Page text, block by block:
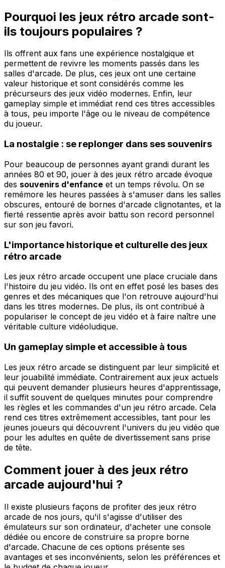
Pourquoi les jeux rétro arcade sont-
ils toujours populaires ?
Ils offrent aux fans une expérience nostalgique et
permettent de revivre les moments passés dans les
salles d'arcade. De plus, ces jeux ont une certaine
valeur historique et sont considérés comme les
précurseurs des jeux vidéo modernes. Enfin, leur
gameplay simple et immédiat rend ces titres accessibles
à tous, peu importe l'âge ou le niveau de compétence
du joueur.
La nostalgie : se replonger dans ses souvenirs
Pour beaucoup de personnes ayant grandi durant les
années 80 et 90, jouer à des jeux rétro arcade évoque
des souvenirs d'enfance et un temps révolu. On se
remémore les heures passées à s'amuser dans les salles
obscures, entouré de bornes d'arcade clignotantes, et la
fierté ressentie après avoir battu son record personnel
sur son jeu favori.
L'importance historique et culturelle des jeux
rétro arcade
Les jeux rétro arcade occupent une place cruciale dans
l'histoire du jeu vidéo. Ils ont en effet posé les bases des
genres et des mécaniques que l'on retrouve aujourd'hui
dans les titres modernes. De plus, ils ont contribué à
populariser le concept de jeu vidéo et à faire naître une
véritable culture vidéoludique.
Un gameplay simple et accessible à tous
Les jeux rétro arcade se distinguent par leur simplicité et
leur jouabilité immédiate. Contrairement aux jeux actuels
qui peuvent demander plusieurs heures d'apprentissage,
il suffit souvent de quelques minutes pour comprendre
les règles et les commandes d'un jeu rétro arcade. Cela
rend ces titres extrêmement accessibles, tant pour les
jeunes joueurs qui découvrent l'univers du jeu vidéo que
pour les adultes en quête de divertissement sans prise
de tête.
Comment jouer à des jeux rétro
arcade aujourd'hui ?
Il existe plusieurs façons de profiter des jeux rétro
arcade de nos jours, qu'il s'agisse d'utiliser des
émulateurs sur son ordinateur, d'acheter une console
dédiée ou encore de construire sa propre borne
d'arcade. Chacune de ces options présente ses
avantages et ses inconvénients, selon les préférences et